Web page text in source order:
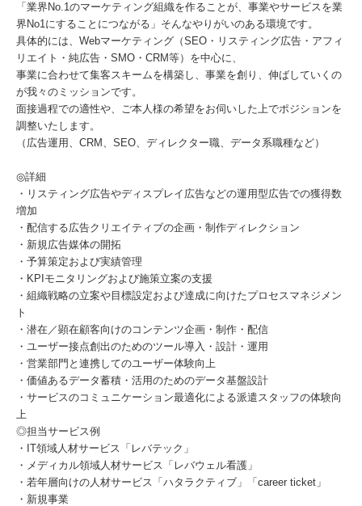
「業界No.1のマーケティング組織を作ることが、事業やサービスを業
界No1にすることにつながる」そんなやりがいのある環境です。
具体的には、Webマーケティング（SEO・リスティング広告・アフィ
リエイト・純広告・SMO・CRM等）を中心に、
事業に合わせて集客スキームを構築し、事業を創り、伸ばしていくの
が我々のミッションです。
面接過程での適性や、ご本人様の希望をお伺いした上でポジションを
調整いたします。
（広告運用、CRM、SEO、ディレクター職、データ系職種など）
◎詳細
・リスティング広告やディスプレイ広告などの運用型広告での獲得数
増加
・配信する広告クリエイティブの企画・制作ディレクション
・新規広告媒体の開拓
・予算策定および実績管理
・KPIモニタリングおよび施策立案の支援
・組織戦略の立案や目標設定および達成に向けたプロセスマネジメン
ト
・潜在／顕在顧客向けのコンテンツ企画・制作・配信
・ユーザー接点創出のためのツール導入・設計・運用
・営業部門と連携してのユーザー体験向上
・価値あるデータ蓄積・活用のためのデータ基盤設計
・サービスのコミュニケーション最適化による派遣スタッフの体験向
上
◎担当サービス例
・IT領域人材サービス「レバテック」
・メディカル領域人材サービス「レバウェル看護」
・若年層向けの人材サービス「ハタラクティブ」「career ticket」
・新規事業